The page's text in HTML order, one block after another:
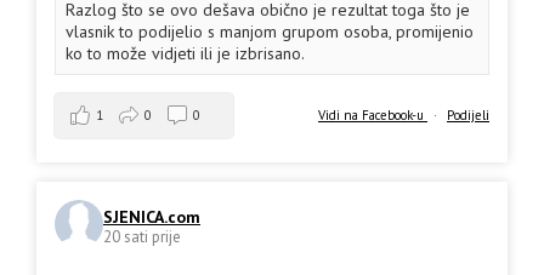
Razlog što se ovo dešava obično je rezultat toga što je
vlasnik to podijelio s manjom grupom osoba, promijenio
ko to može vidjeti ili je izbrisano.
Vidi na Facebook-u · Podijeli
1 0 0
SJENICA.com
20 sati prije